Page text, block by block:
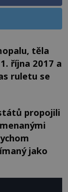
těla
října 2017 a
ruletu se
propojili
jako